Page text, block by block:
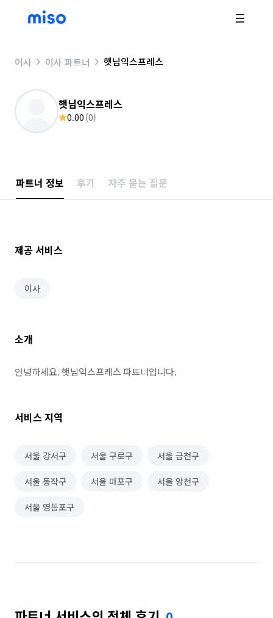
이사 이사 파트너 햇님익스프레스
햇님익스프레스
0.00 (0)
파트너 정보 후기 자주 묻는 질문
제공 서비스
이사
소개
안녕하세요. 햇님익스프레스 파트너입니다.
서비스 지역
서울 강서구 서울 구로구 서울 금천구
서울 동작구 서울 마포구 서울 양천구
서울 영등포구